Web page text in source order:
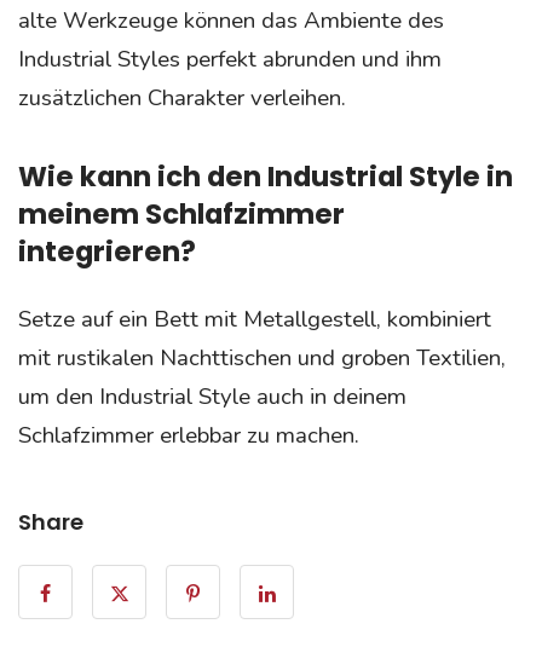
alte Werkzeuge können das Ambiente des
Industrial Styles perfekt abrunden und ihm
zusätzlichen Charakter verleihen.
Wie kann ich den Industrial Style in
meinem Schlafzimmer
integrieren?
Setze auf ein Bett mit Metallgestell, kombiniert
mit rustikalen Nachttischen und groben Textilien,
um den Industrial Style auch in deinem
Schlafzimmer erlebbar zu machen.
Share